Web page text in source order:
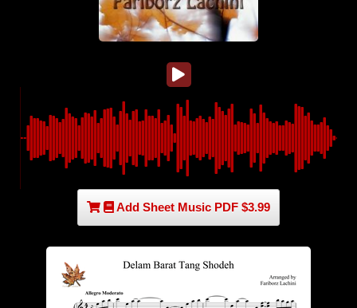
Add Sheet Music PDF $3.99